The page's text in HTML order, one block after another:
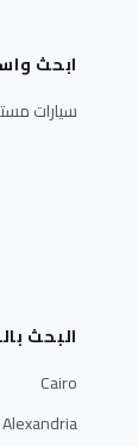
ابحث
سيارات
البحث
Cairo
Alexandria